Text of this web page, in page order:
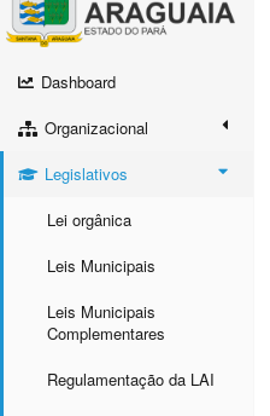
Dashboard
Organizacional
Legislativos
Lei orgânica
Leis Municipais
Leis Municipais
Complementares
Regulamentação da LAI